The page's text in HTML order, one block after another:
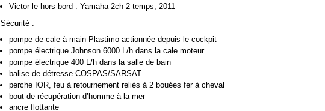
Victor le hors-bord : Yamaha 2ch 2 temps, 2011
Sécurité :
pompe de cale à main Plastimo actionnée depuis lecockpit
pompe électrique Johnson 6000 L/h dans la cale moteur
pompe électrique 400 L/h dans la salle de bain
balise de détresse COSPAS/SARSAT
perche IOR, feu à retournement reliés à 2 bouées fer à cheval
bout de récupération d’homme à la mer
ancre flottante